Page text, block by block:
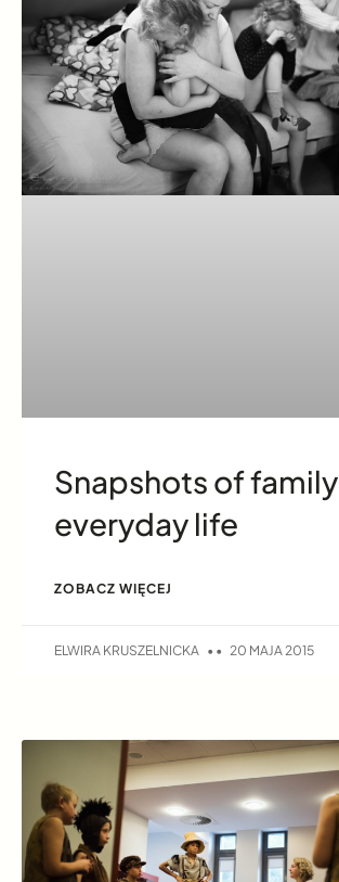
Snapshots of family
everyday life
ZOBACZ WIĘCEJ
ELWIRA KRUSZELNICKA 20 MAJA 2015